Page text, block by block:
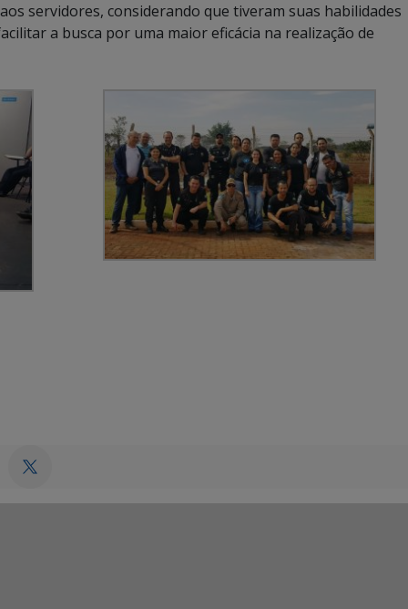
servidores, considerando que tiveram suas habilidades
a busca por uma maior eficácia na realização de